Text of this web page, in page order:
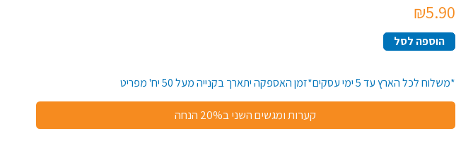
₪5.90
הוספה לסל
*משלוח לכל הארץ עד 5 ימי עסקים*זמן האספקה יתארך בקנייה מעל 50 יח' מפריט
קערות ומגשים השני ב20% הנחה